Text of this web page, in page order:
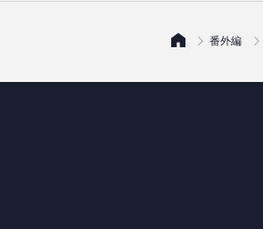
番外編